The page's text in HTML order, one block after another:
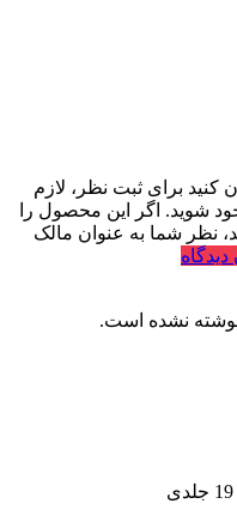
کنید برای ثبت نظر، لازم
شوید. اگر این محصول را
نظر شما به عنوان مالک
دیدگاه
نشده است.